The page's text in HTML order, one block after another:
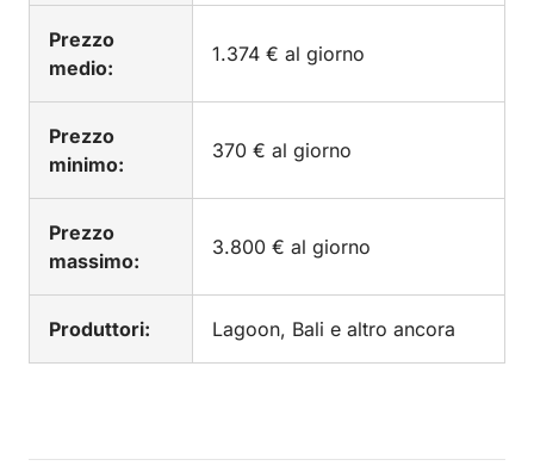
Prezzo
medio:
1.374 € al giorno
Prezzo
minimo:
370 € al giorno
Prezzo
massimo:
3.800 € al giorno
Produttori: Lagoon, Bali e altro ancora